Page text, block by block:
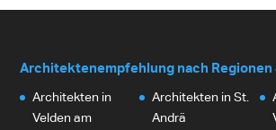
Architektenempfehlung nach Regionen
Architekten in
Velden am
Architekten in St.
Andrä